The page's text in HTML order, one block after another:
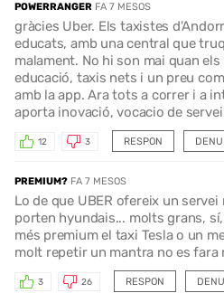
POWERRANGER FA 7 MESOS
gràcies Uber. Els taxistes
educats, amb una central que
malament. No hi son mai quan
educació, taxis nets i un preu
amb la app. Ara tots a correr i a
aporta inovació, vocacio de
RESPON
12 3
PREMIUM? FA 7 MESOS
Lo de que UBER ofereix un
porten hyundais... molts grans,
més premium el taxi Tesla o un
molt repetir un mantra no es fara
RESPON
3 26